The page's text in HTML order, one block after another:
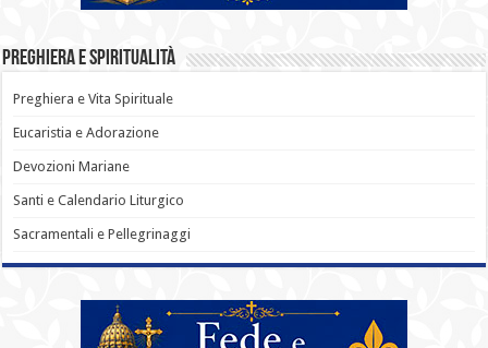
Preghiera e Spiritualità
Preghiera e Vita Spirituale
Eucaristia e Adorazione
Devozioni Mariane
Santi e Calendario Liturgico
Sacramentali e Pellegrinaggi